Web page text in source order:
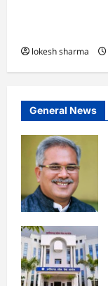
lokesh sharma
General News